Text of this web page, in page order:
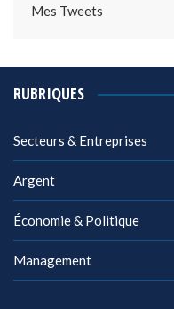
Mes Tweets
RUBRIQUES
Secteurs & Entreprises
Argent
Économie & Politique
Management